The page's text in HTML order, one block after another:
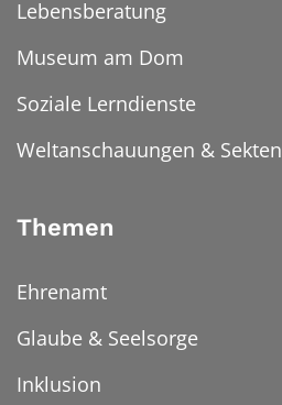
Lebensberatung
Museum am Dom
Soziale Lerndienste
Weltanschauungen & Sekten
Themen
Ehrenamt
Glaube & Seelsorge
Inklusion